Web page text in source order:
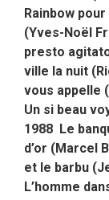
Rainbow
(Yves-Noël
presto
ville la nuit
vous appelle
Un si beau
1988 Le
d’or (Marcel
et le barbu
L’homme